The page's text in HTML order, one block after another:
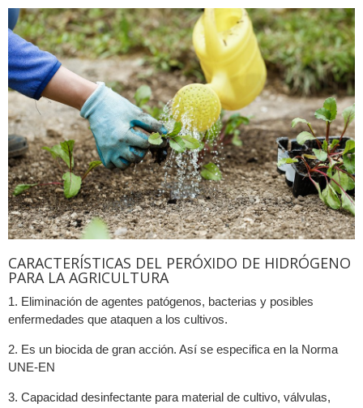
CARACTERÍSTICAS DEL PERÓXIDO DE HIDRÓGENO
PARA LA AGRICULTURA
1. Eliminación de agentes patógenos, bacterias y posibles
enfermedades que ataquen a los cultivos.
2. Es un biocida de gran acción. Así se especifica en la Norma
UNE-EN
3. Capacidad desinfectante para material de cultivo, válvulas,